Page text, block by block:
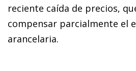
reciente caída de precios,
compensar parcialmente el
arancelaria.